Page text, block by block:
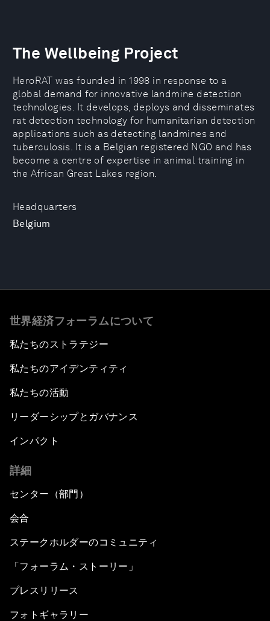
Headquarters
Belgium
The Wellbeing Project
HeroRAT was founded in 1998 in response to a
global demand for innovative landmine detection
technologies. It develops, deploys and disseminates
rat detection technology for humanitarian detection
applications such as detecting landmines and
tuberculosis. It is a Belgian registered NGO and has
become a centre of expertise in animal training in
the African Great Lakes region.
世界経済フォーラムについて
私たちのストラテジー
私たちのアイデンティティ
私たちの活動
リーダーシップとガバナンス
インパクト
詳細
センター（部門）
会合
ステークホルダーのコミュニティ
「フォーラム・ストーリー」
プレスリリース
フォトギャラリー